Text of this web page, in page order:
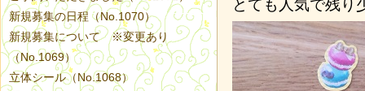
とても人気で残り
新規募集の日程（No.1070）
新規募集について ※変更あり
（No.1069）
立体シール（No.1068）